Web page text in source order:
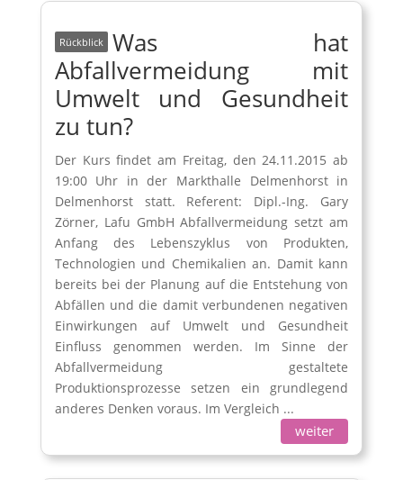
Was hat
Abfallvermeidung mit
Umwelt und Gesundheit
zu tun?
Der Kurs findet am Freitag, den 24.11.2015 ab
19:00 Uhr in der Markthalle Delmenhorst in
Delmenhorst statt. Referent: Dipl.-Ing. Gary
Zörner, Lafu GmbH Abfallvermeidung setzt am
Anfang des Lebenszyklus von Produkten,
Technologien und Chemikalien an. Damit kann
bereits bei der Planung auf die Entstehung von
Abfällen und die damit verbundenen negativen
Einwirkungen auf Umwelt und Gesundheit
Einfluss genommen werden. Im Sinne der
Abfallvermeidung gestaltete
Produktionsprozesse setzen ein grundlegend
anderes Denken voraus. Im Vergleich ...
weiter